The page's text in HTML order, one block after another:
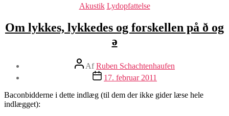
Kategorier
Akustik Lydopfattelse
Om lykkes, lykkedes og forskellen på ð og
ə
Indlægsforfatter
AfRuben Schachtenhaufen
Indlægsdato
17. februar 2011
Baconbidderne i dette indlæg (til dem der ikke gider læse hele
indlægget):